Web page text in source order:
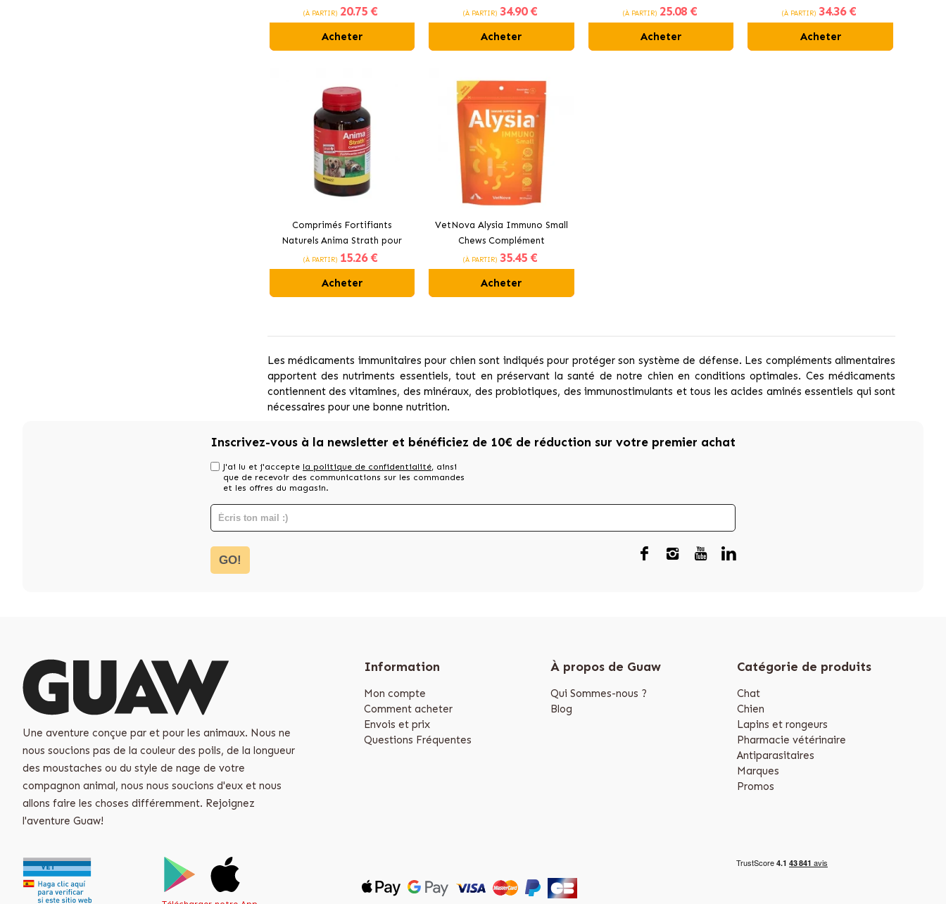
Chats Stangest
(À PARTIR) 20.75 €
Acheter
Chiens et Chats Comprimés
Bioiberica
(À PARTIR) 34.90 €
Acheter
(À PARTIR) 25.08 €
Acheter
Stangest
(À PARTIR) 34.36 €
Acheter
Comprimés Fortifiants
Naturels Anima Strath pour
Chiens et Chats Stangest
(À PARTIR) 15.26 €
Acheter
VetNova Alysia Immuno Small
Chews Complément
Immunologique pour Petits
Chiens et Chats
(À PARTIR) 35.45 €
Acheter
Les médicaments immunitaires pour chien sont indiqués pour protéger son système de défense. Les compléments alimentaires
apportent des nutriments essentiels, tout en préservant la santé de notre chien en conditions optimales. Ces médicaments
contiennent des vitamines, des minéraux, des probiotiques, des immunostimulants et tous les acides aminés essentiels qui sont
nécessaires pour une bonne nutrition.
Inscrivez-vous à la newsletter et bénéficiez de 10€ de réduction sur votre premier achat
J'ai lu et j'accepte la politique de confidentialité, ainsi
que de recevoir des communications sur les commandes
et les offres du magasin.
GO!
Une aventure conçue par et pour les animaux. Nous ne
nous soucions pas de la couleur des poils, de la longueur
des moustaches ou du style de nage de votre
compagnon animal, nous nous soucions d'eux et nous
allons faire les choses différemment. Rejoignez
l'aventure Guaw!
Information
Mon compte
Comment acheter
Envois et prix
Questions Fréquentes
À propos de Guaw
Qui Sommes-nous ?
Blog
Catégorie de produits
Chat
Chien
Lapins et rongeurs
Pharmacie vétérinaire
Antiparasitaires
Marques
Promos